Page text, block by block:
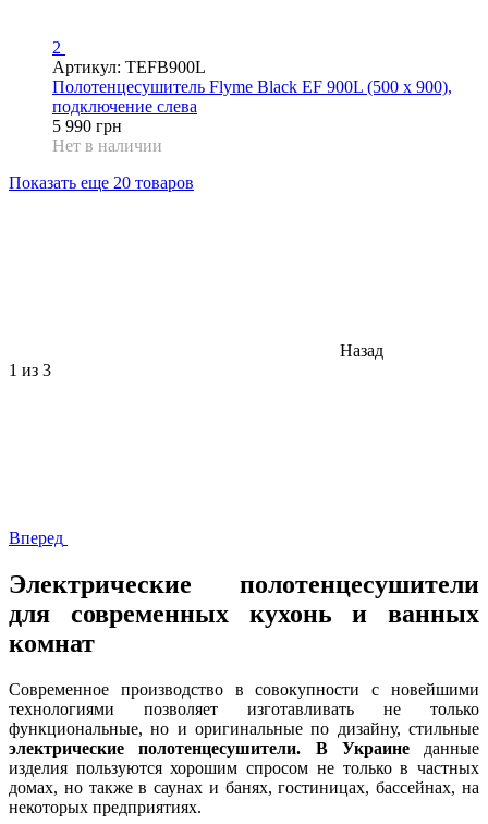
2
Артикул: TEFB900L
Полотенцесушитель Flyme Black EF 900L (500 х 900),
подключение слева
5 990 грн
Нет в наличии
Показать еще 20 товаров
Назад
1 из 3
Вперед
Электрические полотенцесушители
для современных кухонь и ванных
комнат
Современное производство в совокупности с новейшими
технологиями позволяет изготавливать не только
функциональные, но и оригинальные по дизайну, стильные
электрические полотенцесушители. В Украинеданные
изделия пользуются хорошим спросом не только в частных
домах, но также в саунах и банях, гостиницах, бассейнах, на
некоторых предприятиях.